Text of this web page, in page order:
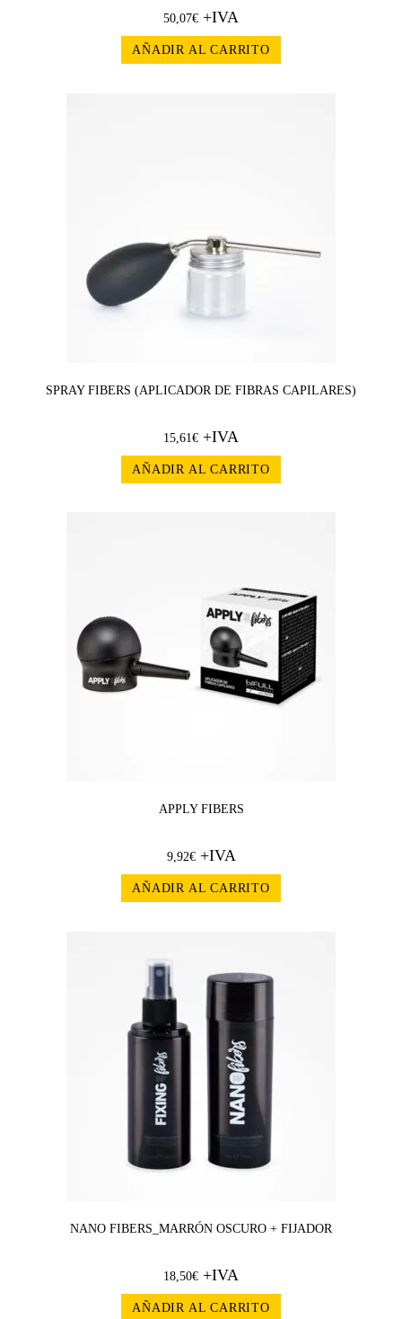
50,07€ +IVA
AÑADIR AL CARRITO
SPRAY FIBERS (APLICADOR DE FIBRAS CAPILARES)
15,61€ +IVA
AÑADIR AL CARRITO
APPLY FIBERS
9,92€+IVA
AÑADIR AL CARRITO
NANO FIBERS_MARRÓN OSCURO + FIJADOR
18,50€ +IVA
AÑADIR AL CARRITO